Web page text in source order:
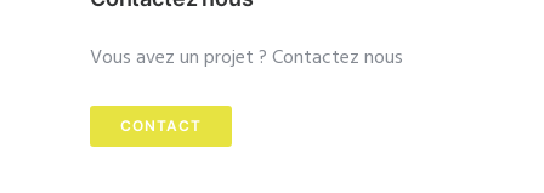
Vous avez un projet ? Contactez nous
CONTACT